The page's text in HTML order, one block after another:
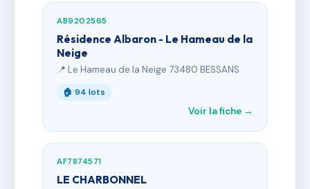
AB9202565
Résidence Albaron - Le Hameau de la
Neige
📍 Le Hameau de la Neige 73480 BESSANS
🏠 94 lots
Voir la fiche →
AF7874571
LE CHARBONNEL